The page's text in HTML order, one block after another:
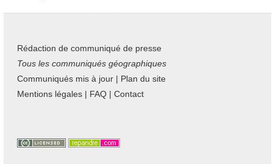
Rédaction de communiqué de presse
Tous les communiqués géographiques
Communiqués mis à jour | Plan du site
Mentions légales | FAQ | Contact